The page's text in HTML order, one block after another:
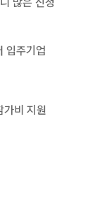
입주기업
가비 지원